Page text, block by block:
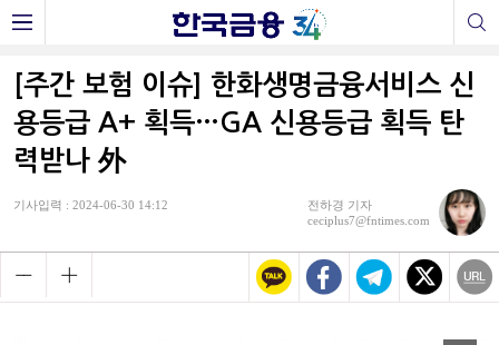
[주간 보험 이슈] 한화생명금융서비스 신
용등급 A+ 획득…GA 신용등급 획득 탄
력받나 外
기사입력 : 2024-06-30 14:12
전하경 기자
ceciplus7@fntimes.com